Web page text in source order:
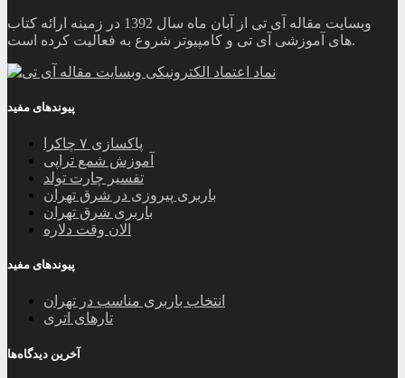
وبسایت مقاله آی تی از آبان ماه سال 1392 در زمینه ارائه کتاب
های آموزشی آی تی و کامپیوتر شروع به فعالیت کرده است.
پیوندهای مفید
پاکسازی ۷ چاکرا
آموزش شمع تراپی
تفسیر چارت تولد
باربری پیروزی در شرق تهران
باربری شرق تهران
الان وقت دلاره
پیوندهای مفید
انتخاب باربری مناسب در تهران
تارهای اتری
آخرین دیدگاه‌ها